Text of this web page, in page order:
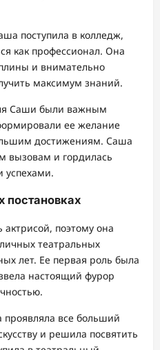
поступила в колледж,
как профессионал. Она
и внимательно
максимум знаний.
Саши были важным
ее желание
достижениям. Саша
вызовам и гордилась
успехами.
постановках
актрисой, поэтому она
театральных
лет. Ее первая роль была
настоящий фурор
все больший
и решила посвятить